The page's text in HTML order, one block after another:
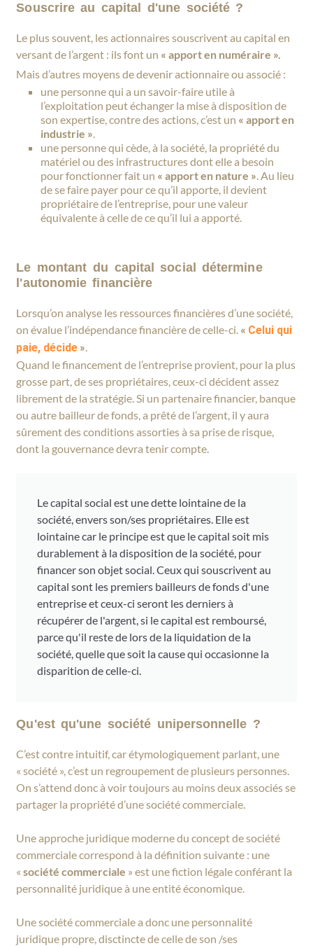
Souscrire au capital d'une société ?
Le plus souvent, les actionnaires souscrivent au capital en
versant de l’argent : ils font un « apport en numéraire ».
Mais d’autres moyens de devenir actionnaire ou associé :
une personne qui a un savoir-faire utile à
l’exploitation peut échanger la mise à disposition de
son expertise, contre des actions, c’est un « apport en
industrie »
une personne qui cède, à la société, la propriété du
matériel ou des infrastructures dont elle a besoin
pour fonctionner fait un « apport en nature » . Au lieu
de se faire payer pour ce qu’il apporte, il devient
propriétaire de l’entreprise, pour une valeur
équivalente à celle de ce qu’il lui a apporté.
Le montant du capital social détermine
l'autonomie financière
Lorsqu’on analyse les ressources financières d’une société,
on évalue l’indépendance financière de celle-ci. « Celui qui
paie, décide »
Quand le financement de l’entreprise provient, pour la plus
grosse part, de ses propriétaires, ceux-ci décident assez
librement de la stratégie. Si un partenaire financier, banque
ou autre bailleur de fonds, a prêté de l’argent, il y aura
sûrement des conditions assorties à sa prise de risque,
dont la gouvernance devra tenir compte.
Le capital social est une dette lointaine de la
société, envers son/ses propriétaires. Elle est
lointaine car le principe est que le capital soit mis
durablement à la disposition de la société, pour
financer son objet social. Ceux qui souscrivent au
capital sont les premiers bailleurs de fonds d'une
entreprise et ceux-ci seront les derniers à
récupérer de l'argent, si le capital est remboursé,
parce qu'il reste de lors de la liquidation de la
société, quelle que soit la cause qui occasionne la
disparition de celle-ci.
Qu'est qu'une société unipersonnelle ?
C’est contre intuitif, car étymologiquement parlant, une
« société », c’est un regroupement de plusieurs personnes.
On s’attend donc à voir toujours au moins deux associés se
partager la propriété d’une société commerciale.
Une approche juridique moderne du concept de société
commerciale correspond à la définition suivante : une
«société commerciale » est une fiction légale conférant la
personnalité juridique à une entité économique.
Une société commerciale a donc une personnalité
juridique propre, disctincte de celle de son /ses